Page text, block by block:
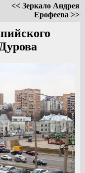
<< Зеркало Андрея
Ерофеева >>